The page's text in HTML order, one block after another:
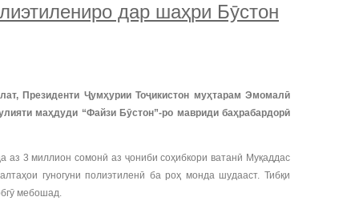
дар шаҳри Бӯстон
Президенти Ҷумҳурии Тоҷикистон муҳтарам Эмомалӣ
маҳдуди “Файзи Бӯстон”-ро мавриди баҳрабардорӣ
аз 3 миллион сомонӣ аз ҷониби соҳибкори ватанӣ Муқаддас
гуногуни полиэтиленӣ ба роҳ монда шудааст. Тибқи
мебошад.